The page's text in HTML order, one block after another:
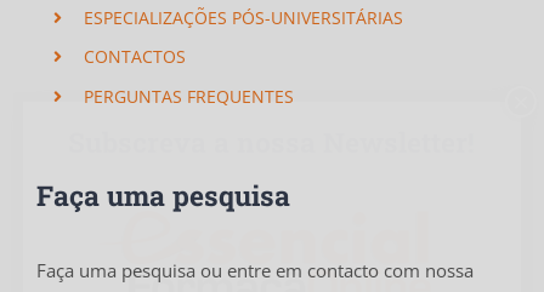
ESPECIALIZAÇÕES PÓS-UNIVERSITÁRIAS
CONTACTOS
PERGUNTAS FREQUENTES
Faça uma pesquisa
Faça uma pesquisa ou entre em contacto com nossa